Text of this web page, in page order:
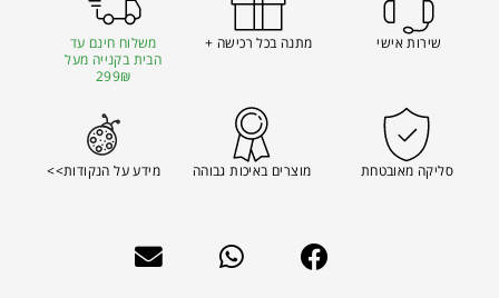
שירות אישי מתנה בכל רכישה +
משלוח חינם עד
הבית בקנייה מעל
299₪
סליקה מאובטחת מוצרים באיכות גבוהה מידע על הנקודות>>